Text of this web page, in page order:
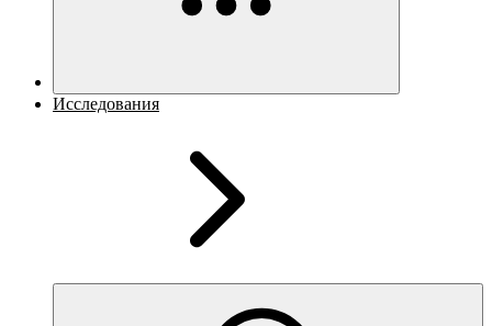
Исследования